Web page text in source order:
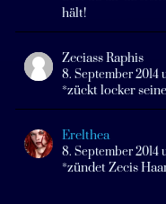
hält!
Zeciass Raphis
8. September 2014
*zückt locker
Erelthea
8. September 2014
*zündet Zecis